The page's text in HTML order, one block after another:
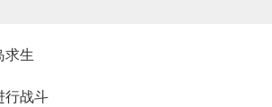
求生
行战斗